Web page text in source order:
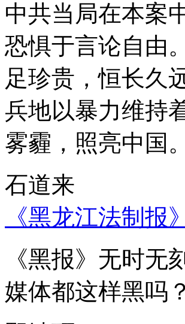
中共当局在本案
恐惧于言论自由
足珍贵，恒长久
兵地以暴力维持
雾霾，照亮中国。
石道来
《黑龙江法制报
《黑报》无时
媒体都这样黑吗